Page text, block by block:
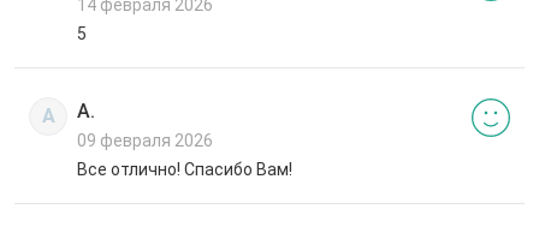
14 февраля 2026
5
А А.
09 февраля 2026
Все отлично! Спасибо Вам!